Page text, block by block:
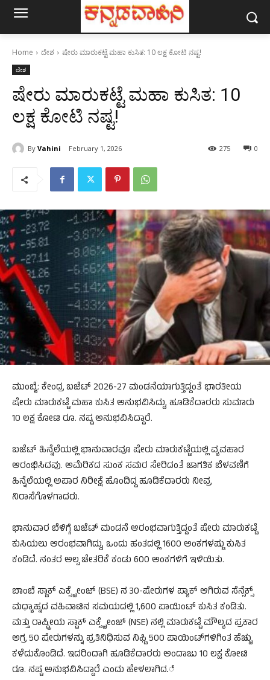
Home ದೇಶ ಷೇರು ಮಾರುಕಟ್ಟೆ ಮಹಾ ಕುಸಿತ: 10 ಲಕ್ಷ ಕೋಟಿ ನಷ್ಟ!
ದೇಶ
ಷೇರು ಮಾರುಕಟ್ಟೆ ಮಹಾ ಕುಸಿತ: 10
ಲಕ್ಷ ಕೋಟಿ ನಷ್ಟ!
By Vahini February 1, 2026 0
275
ಮುಂಬೈ: ಕೇಂದ್ರ ಬಜೆಟ್ 2026-27 ಮಂಡನೆಯಾಗುತ್ತಿದ್ದಂತೆ ಭಾರತೀಯ
ಷೇರು ಮಾರುಕಟ್ಟೆ ಮಹಾ ಕುಸಿತ ಅನುಭವಿಸಿದ್ದು, ಹೂಡಿಕೆದಾರರು ಸುಮಾರು
10 ಲಕ್ಷ ಕೋಟಿ ರೂ. ನಷ್ಟ ಅನುಭವಿಸಿದ್ದಾರೆ.
ಬಜೆಟ್ ಹಿನ್ನೆಲೆಯಲ್ಲಿ ಭಾನುವಾರವೂ ಷೇರು ಮಾರುಕಟ್ಟೆಯಲ್ಲಿ ವ್ಯವಹಾರ
ಆರಂಭಿಸಿದವು. ಅಮೆರಿಕದ ಸುಂಕ ಸಮರ ಸೇರಿದಂತೆ ಜಾಗತಿಕ ಬೆಳವಣಿಗೆ
ಹಿನ್ನೆಲೆಯಲ್ಲಿ ಅಪಾರ ನಿರೀಕ್ಷೆ ಹೊಂದಿದ್ದ ಹೂಡಿಕೆದಾರರು ನೀವ್ರ
ನಿರಾಸೆಗೊಳಗಾದರು.
ಭಾನುವಾರ ಬೆಳಿಗ್ಗೆ ಬಜೆಟ್ ಮಂಡನೆ ಆರಂಭವಾಗುತ್ತಿದ್ದಂತೆ ಷೇರು ಮಾರುಕಟ್ಟೆ
ಕುಸಿಯಲು ಆರಂಭವಾಗಿದ್ದು, ಒಂದು ಹಂತದಲ್ಲಿ 1600 ಅಂಕಗಳಷ್ಟು ಕುಸಿತ
ಕಂಡಿದೆ. ನಂತರ ಅಲ್ಪ ಚೇತರಿಕೆ ಕಂಡು 600 ಅಂಕಗಳಿಗೆ ಇಳಿಯಿತು.
ಬಾಂಬೆ ಸ್ಟಾಕ್ ಎಕ್ಸ್ಚೇಂಜ್ (BSE) ನ 30-ಷೇರುಗಳ ಪ್ಯಾಕ್ ಆಗಿರುವ ಸೆನ್ಸೆಕ್ಸ್
ಮಧ್ಯಾಹ್ನದ ವಹಿವಾಟಿನ ಸಮಯದಲ್ಲಿ 1,600 ಪಾಯಿಂಟ್‌ ಕುಸಿತ ಕಂಡಿತು.
ಮತ್ತು ರಾಷ್ಟ್ರೀಯ ಸ್ಟಾಕ್ ಎಕ್ಸ್ಚೇಂಜ್ (NSE) ನಲ್ಲಿ ಮಾರುಕಟ್ಟೆ ಮೌಲ್ಯದ ಪ್ರಕಾರ
ಅಗ್ರ 50 ಷೇರುಗಳನ್ನು ಪ್ರತಿನಿಧಿಸುವ ನಿಫ್ಟಿ 500 ಪಾಯಿಂಟ್‌ಗಳಿಗಿಂತ ಹೆಚ್ಚು
ಕಳೆದುಕೊಂಡಿದೆ. ಇದರಿಂದಾಗಿ ಹೂಡಿಕೆದಾರರು ಅಂದಾಜು 10 ಲಕ್ಷ ಕೋಟಿ
ರೂ. ನಷ್ಟ ಅನುಭವಿಸಿದ್ದಾರೆ ಎಂದು ಹೇಳಲಾಗಿದ.ೆ